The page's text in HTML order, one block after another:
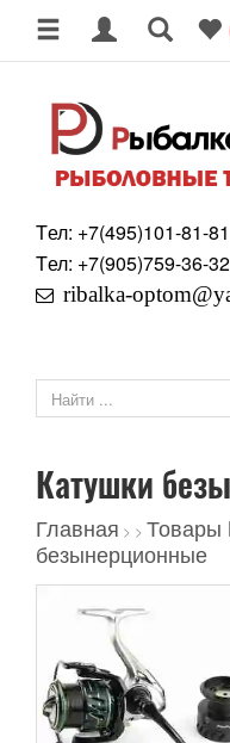
Tел: +7(495)101-81-81
Tел: +7(905)759-36-32
ribalka-
Катушки
Главная > > Товары
безынерционные